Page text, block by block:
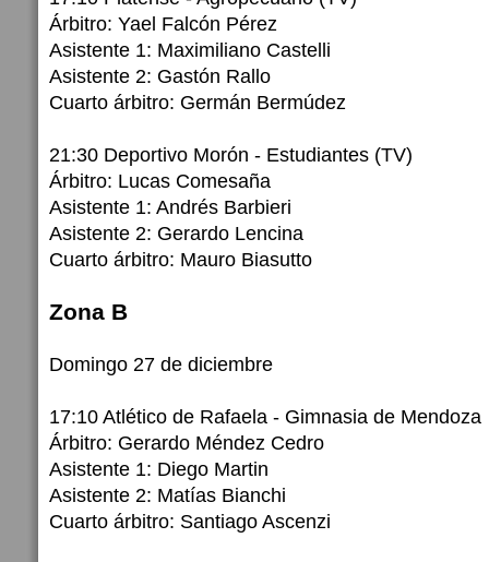
Árbitro: Yael Falcón Pérez
Asistente 1: Maximiliano Castelli
Asistente 2: Gastón Rallo
Cuarto árbitro: Germán Bermúdez
21:30 Deportivo Morón - Estudiantes (TV)
Árbitro: Lucas Comesaña
Asistente 1: Andrés Barbieri
Asistente 2: Gerardo Lencina
Cuarto árbitro: Mauro Biasutto
Zona B
Domingo 27 de diciembre
17:10 Atlético de Rafaela - Gimnasia de Mendoza
Árbitro: Gerardo Méndez Cedro
Asistente 1: Diego Martin
Asistente 2: Matías Bianchi
Cuarto árbitro: Santiago Ascenzi